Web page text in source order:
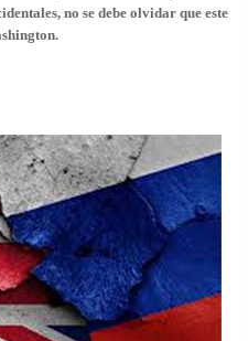
no se debe olvidar que este